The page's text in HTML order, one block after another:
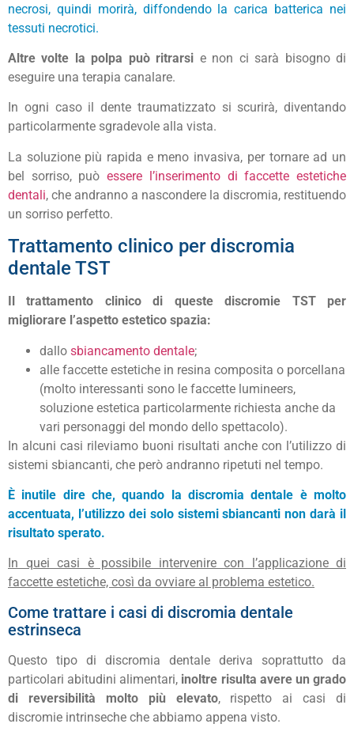
necrosi, quindi morirà, diffondendo la carica batterica nei
tessuti necrotici.
Altre volte la polpa può ritrarsi e non ci sarà bisogno di
eseguire una terapia canalare.
In ogni caso il dente traumatizzato si scurirà, diventando
particolarmente sgradevole alla vista.
La soluzione più rapida e meno invasiva, per tornare ad un
bel sorriso, puòessere l’inserimento di faccette estetiche
dentali, che andranno a nascondere la discromia, restituendo
un sorriso perfetto.
Trattamento clinico per discromia
dentale TST
Il trattamento clinico di queste discromie TST per
migliorare l’aspetto estetico spazia:
dallo sbiancamento dentale;
alle faccette estetiche in resina composita o porcellana
(molto interessanti sono le faccette lumineers,
soluzione estetica particolarmente richiesta anche da
vari personaggi del mondo dello spettacolo).
In alcuni casi rileviamo buoni risultati anche con l’utilizzo di
sistemi sbiancanti, che però andranno ripetuti nel tempo.
È inutile dire che, quando la discromia dentale è molto
accentuata, l’utilizzo dei solo sistemi sbiancanti non darà il
risultato sperato.
In quei casi è possibile intervenire con l’applicazione di
faccette estetiche, così da ovviare al problema estetico.
Come trattare i casi di discromia dentale
estrinseca
Questo tipo di discromia dentale deriva soprattutto da
particolari abitudini alimentari, inoltre risulta avere un grado
di reversibilità molto più elevato, rispetto ai casi di
discromie intrinseche che abbiamo appena visto.